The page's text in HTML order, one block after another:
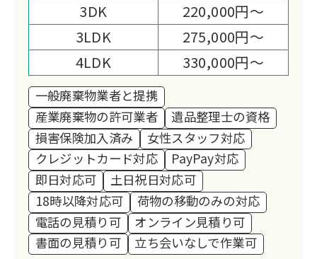
3DK
220,000円～
3LDK
275,000円～
4LDK
330,000円～
一般廃棄物業者と提携
産業廃棄物の許可業者
遺品整理士の資格
損害保険加入済み
女性スタッフ対応
クレジットカード対応
PayPay対応
即日対応可
土日祝日対応可
18時以降対応可
荷物の移動のみの対応
電話の見積り可
オンライン見積り可
書面の見積り可
立ち会いなしで作業可